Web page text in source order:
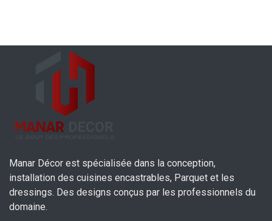
Manar Décor est spécialisée dans la conception,
installation des cuisines encastrables, Parquet et les
dressings. Des designs conçus par les professionnels du
domaine.